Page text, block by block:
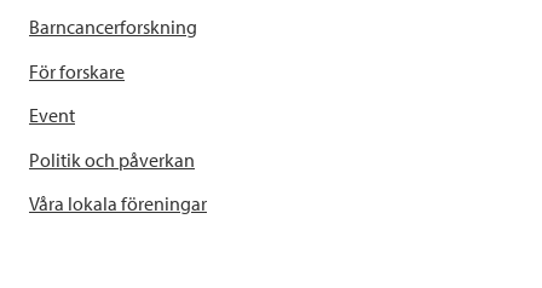
Barncancerforskning
För forskare
Event
Politik och påverkan
Våra lokala föreningar